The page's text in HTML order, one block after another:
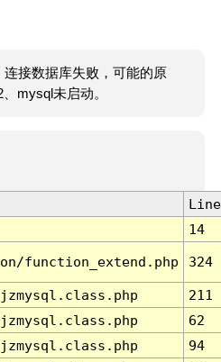
接数据库失败，可能的原
mysql未启动。
Line
14
function_extend.php 324
211
62
94